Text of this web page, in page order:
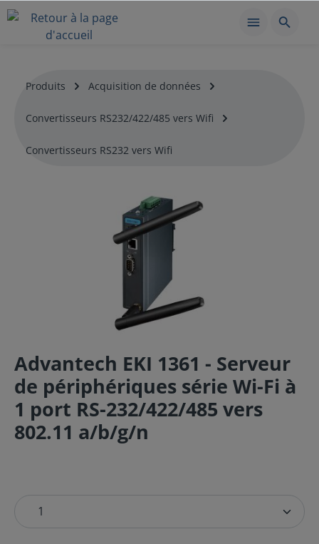
Produits Acquisition de données
Convertisseurs RS232/422/485 vers Wifi
Convertisseurs RS232 vers Wifi
Advantech EKI 1361 - Serveur
de périphériques série Wi-Fi à
1 port RS-232/422/485 vers
802.11 a/b/g/n